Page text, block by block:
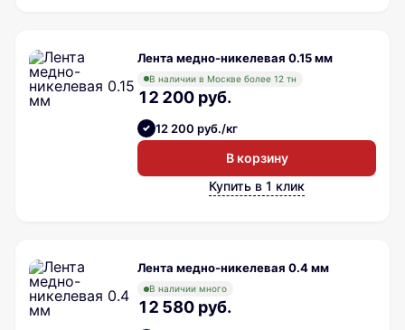
Лента медно-никелевая 0.15 мм
В наличии в Москве более 12 тн
12 200 руб.
12 200 руб./кг
В корзину
Купить в 1 клик
Лента медно-никелевая 0.4 мм
В наличии много
12 580 руб.